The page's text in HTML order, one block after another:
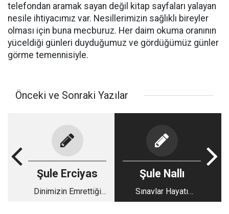
telefondan aramak sayan değil kitap sayfaları yalayan
nesile ihtiyacımız var. Nesillerimizin sağlıklı bireyler
olması için buna mecburuz. Her daim okuma oranının
yüceldiği günleri duyduğumuz ve gördüğümüz günler
görme temennisiyle.
Önceki ve Sonraki Yazılar
Şule Erciyas
Dinimizin Emrettiği
Şule Nallı
Sınavlar Hayatı
Ölçebilir mi?